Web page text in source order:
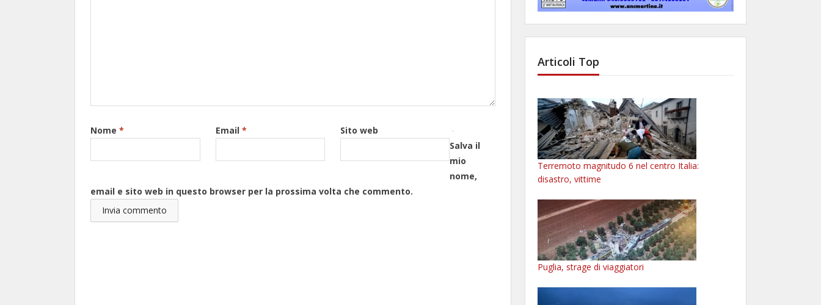
Nome * Email *
Sito web
Salva il
mio
nome,
email e sito web in questo browser per la prossima volta che commento.
Articoli Top
Terremoto magnitudo 6 nel centro Italia:
disastro, vittime
Puglia, strage di viaggiatori